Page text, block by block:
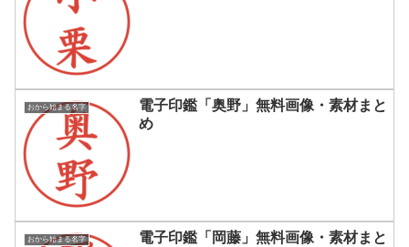
おから始まる名字
電子印鑑「奥野」無料画像・素材まと
め
おから始まる名字
電子印鑑「岡藤」無料画像・素材まと